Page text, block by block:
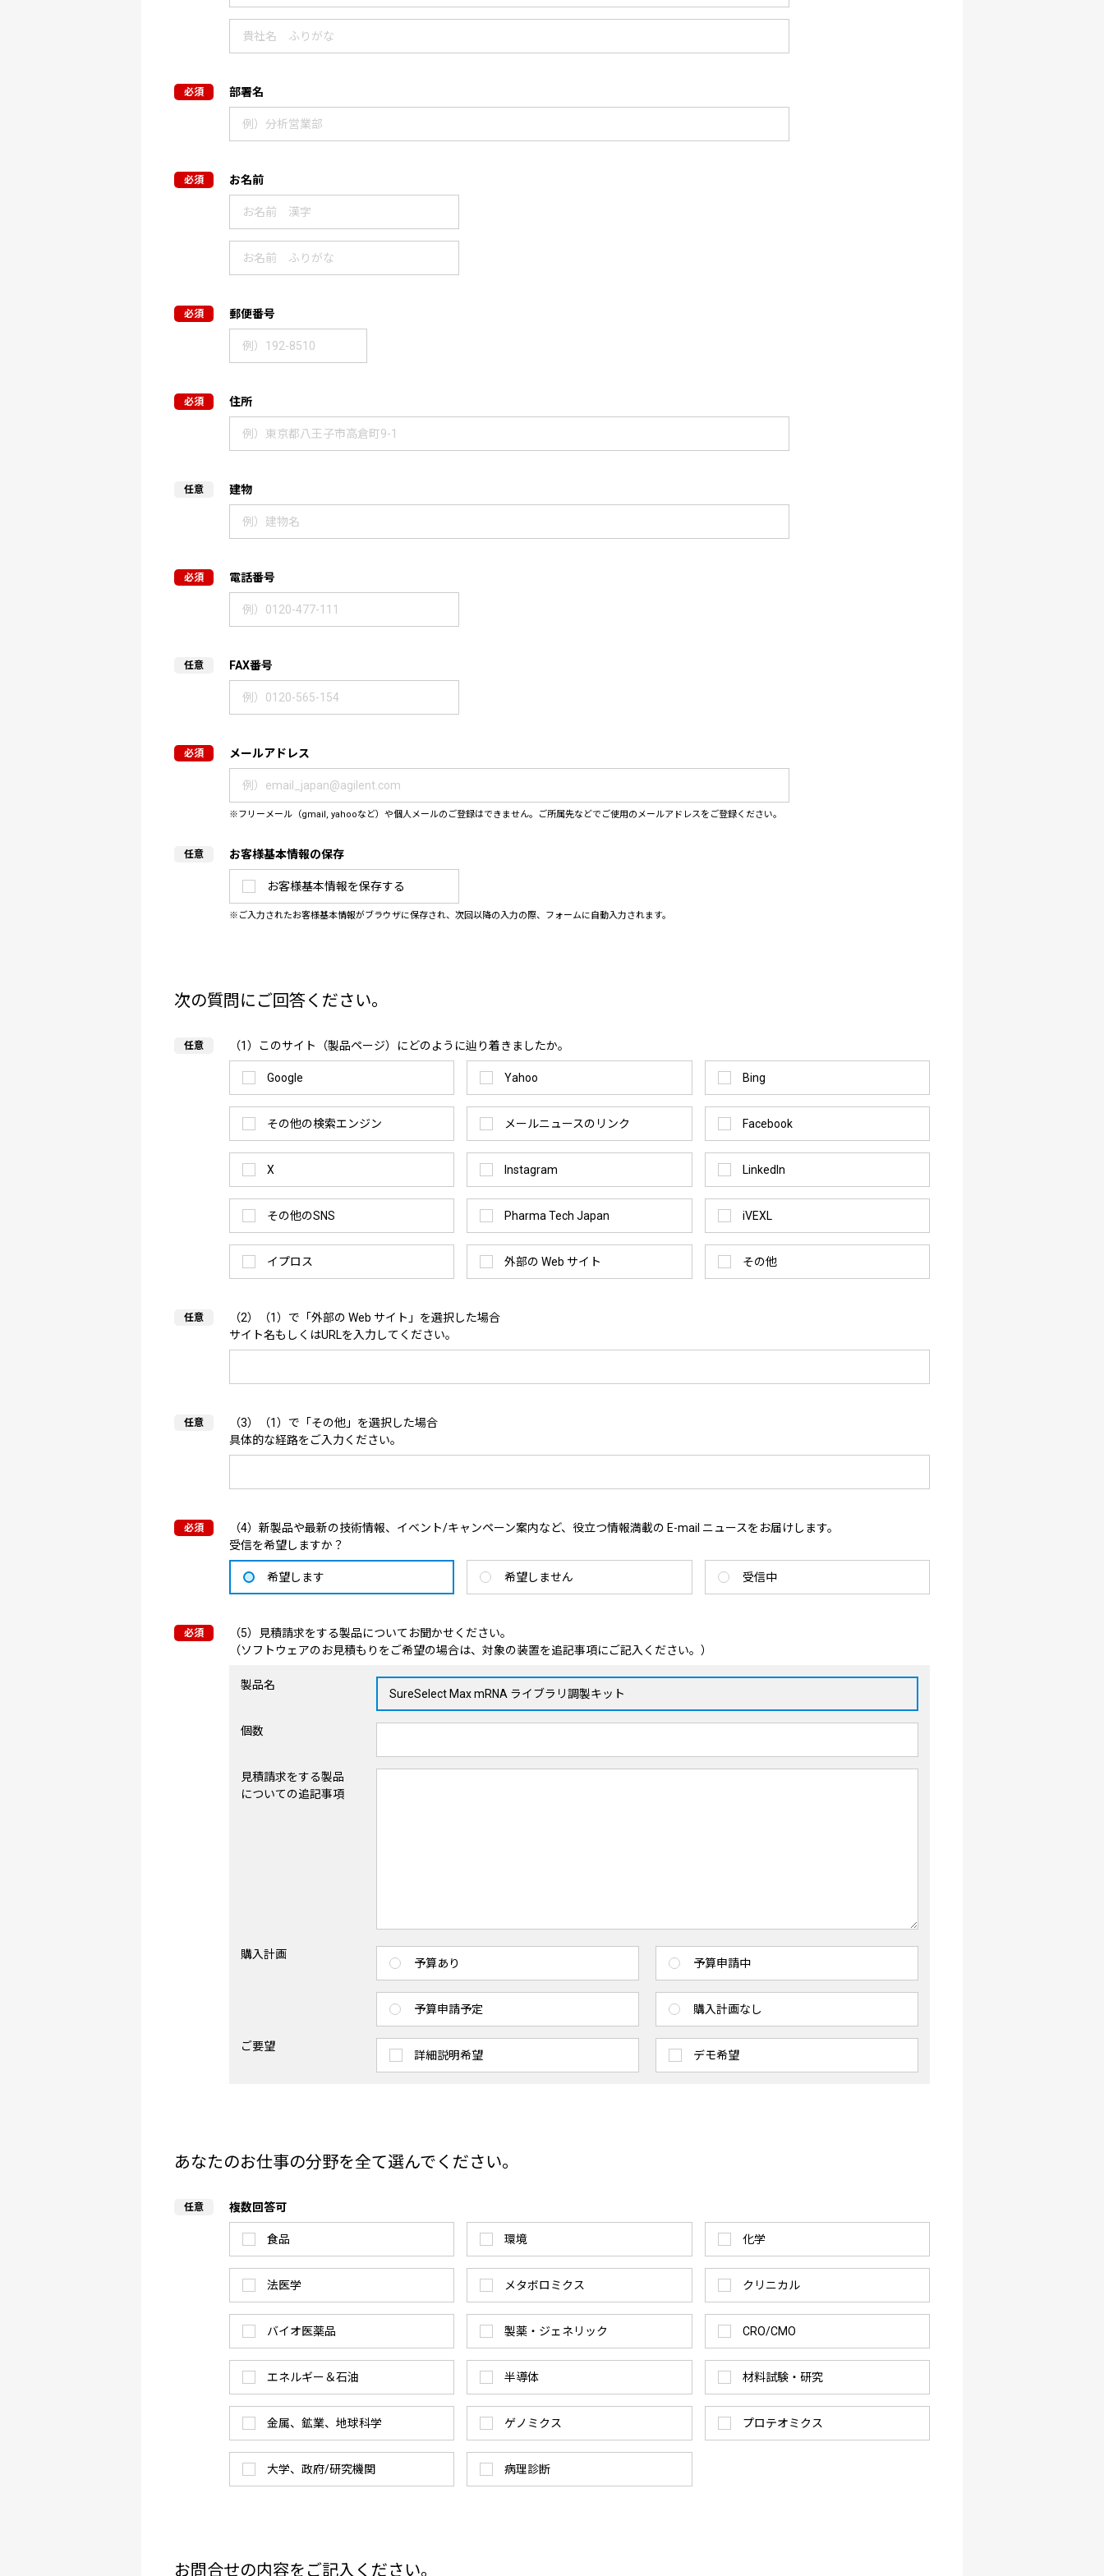
部署名
お名前
郵便番号
住所
建物
電話番号
FAX番号
メールアドレス
フリーメール（gmail, yahooなど）や個人メールのご登録はできません。ご所属先などでご使用のメールアドレスをご登録ください。
お客様基本情報の保存
お客様基本情報を保存する
ご入力されたお客様基本情報がブラウザに保存され、次回以降の入力の際、フォームに自動入力されます。
次の質問にご回答ください。
（1）このサイト（製品ページ）にどのように辿り着きましたか。
Google Yahoo Bing
その他の検索エンジン メールニュースのリンク Facebook
X Instagram LinkedIn
その他のSNS Pharma Tech Japan iVEXL
イプロス 外部の Web サイト その他
（2）（1）で「外部の Web サイト」を選択した場合
サイト名もしくはURLを入力してください。
（3）（1）で「その他」を選択した場合
具体的な経路をご入力ください。
（4）新製品や最新の技術情報、イベント/キャンペーン案内など、役立つ情報満載の E-mail ニュースをお届けします。
受信を希望しますか？
希望します 希望しません 受信中
（5）見積請求をする製品についてお聞かせください。
（ソフトウェアのお見積もりをご希望の場合は、対象の装置を追記事項にご記入ください。）
製品名
個数
見積請求をする製品
についての追記事項
購入計画
予算あり 予算申請中
予算申請予定 購入計画なし
ご要望
詳細説明希望 デモ希望
あなたのお仕事の分野を全て選んでください。
複数回答可
食品 環境 化学
法医学 メタボロミクス クリニカル
バイオ医薬品 製薬・ジェネリック CRO/CMO
エネルギー＆石油 半導体 材料試験・研究
金属、鉱業、地球科学 ゲノミクス プロテオミクス
大学、政府/研究機関 病理診断
お問合せの内容をご記入ください。